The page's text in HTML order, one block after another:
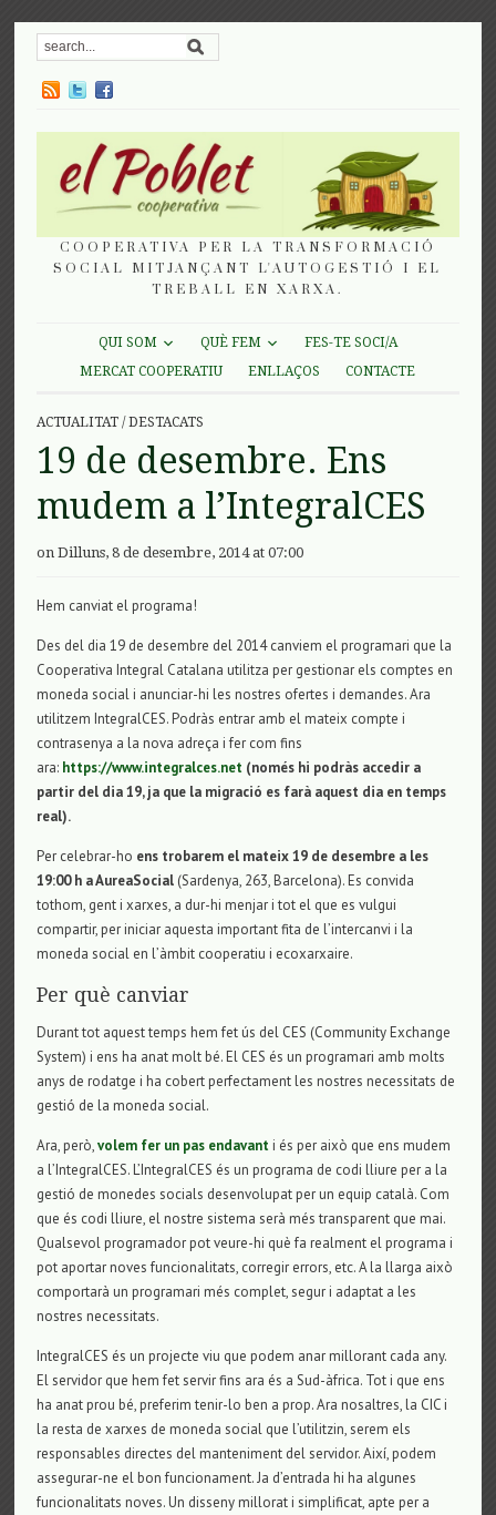
COOPERATIVA PER LA TRANSFORMACIÓ
SOCIAL MITJANÇANT L'AUTOGESTIÓ I EL
TREBALL EN XARXA.
QUI SOM QUÈ FEM
FES-TE SOCI/A
MERCAT COOPERATIU
ENLLAÇOS CONTACTE
ACTUALITAT /DESTACATS
19 de desembre. Ens
mudem a l’IntegralCES
on Dilluns, 8 de desembre, 2014 at 07:00
Hem canviat el programa!
Des del dia 19 de desembre del 2014 canviem el programari que la
Cooperativa Integral Catalana utilitza per gestionar els comptes en
moneda social i anunciar-hi les nostres ofertes i demandes. Ara
utilitzem IntegralCES. Podràs entrar amb el mateix compte i
contrasenya a la nova adreça i fer com fins
ara: https://www.integralces.net (només hi podràs accedir a
partir del dia 19, ja que la migració es farà aquest dia en temps
real).
Per celebrar-ho ens trobarem el mateix 19 de desembre a les
19:00 h a AureaSocial (Sardenya, 263, Barcelona). Es convida
tothom, gent i xarxes, a dur-hi menjar i tot el que es vulgui
compartir, per iniciar aquesta important fita de l’intercanvi i la
moneda social en l’àmbit cooperatiu i ecoxarxaire.
Per què canviar
Durant tot aquest temps hem fet ús del CES (Community Exchange
System) i ens ha anat molt bé. El CES és un programari amb molts
anys de rodatge i ha cobert perfectament les nostres necessitats de
gestió de la moneda social.
Ara, però,volem fer un pas endavanti és per això que ens mudem
a l’IntegralCES. L’IntegralCES és un programa de codi lliure per a la
gestió de monedes socials desenvolupat per un equip català. Com
que és codi lliure, el nostre sistema serà més transparent que mai.
Qualsevol programador pot veure-hi què fa realment el programa i
pot aportar noves funcionalitats, corregir errors, etc. A la llarga això
comportarà un programari més complet, segur i adaptat a les
nostres necessitats.
IntegralCES és un projecte viu que podem anar millorant cada any.
El servidor que hem fet servir fins ara és a Sud-àfrica. Tot i que ens
ha anat prou bé, preferim tenir-lo ben a prop. Ara nosaltres, la CIC i
la resta de xarxes de moneda social que l’utilitzin, serem els
responsables directes del manteniment del servidor. Així, podem
assegurar-ne el bon funcionament. Ja d’entrada hi ha algunes
funcionalitats noves. Un disseny millorat i simplificat, apte per a